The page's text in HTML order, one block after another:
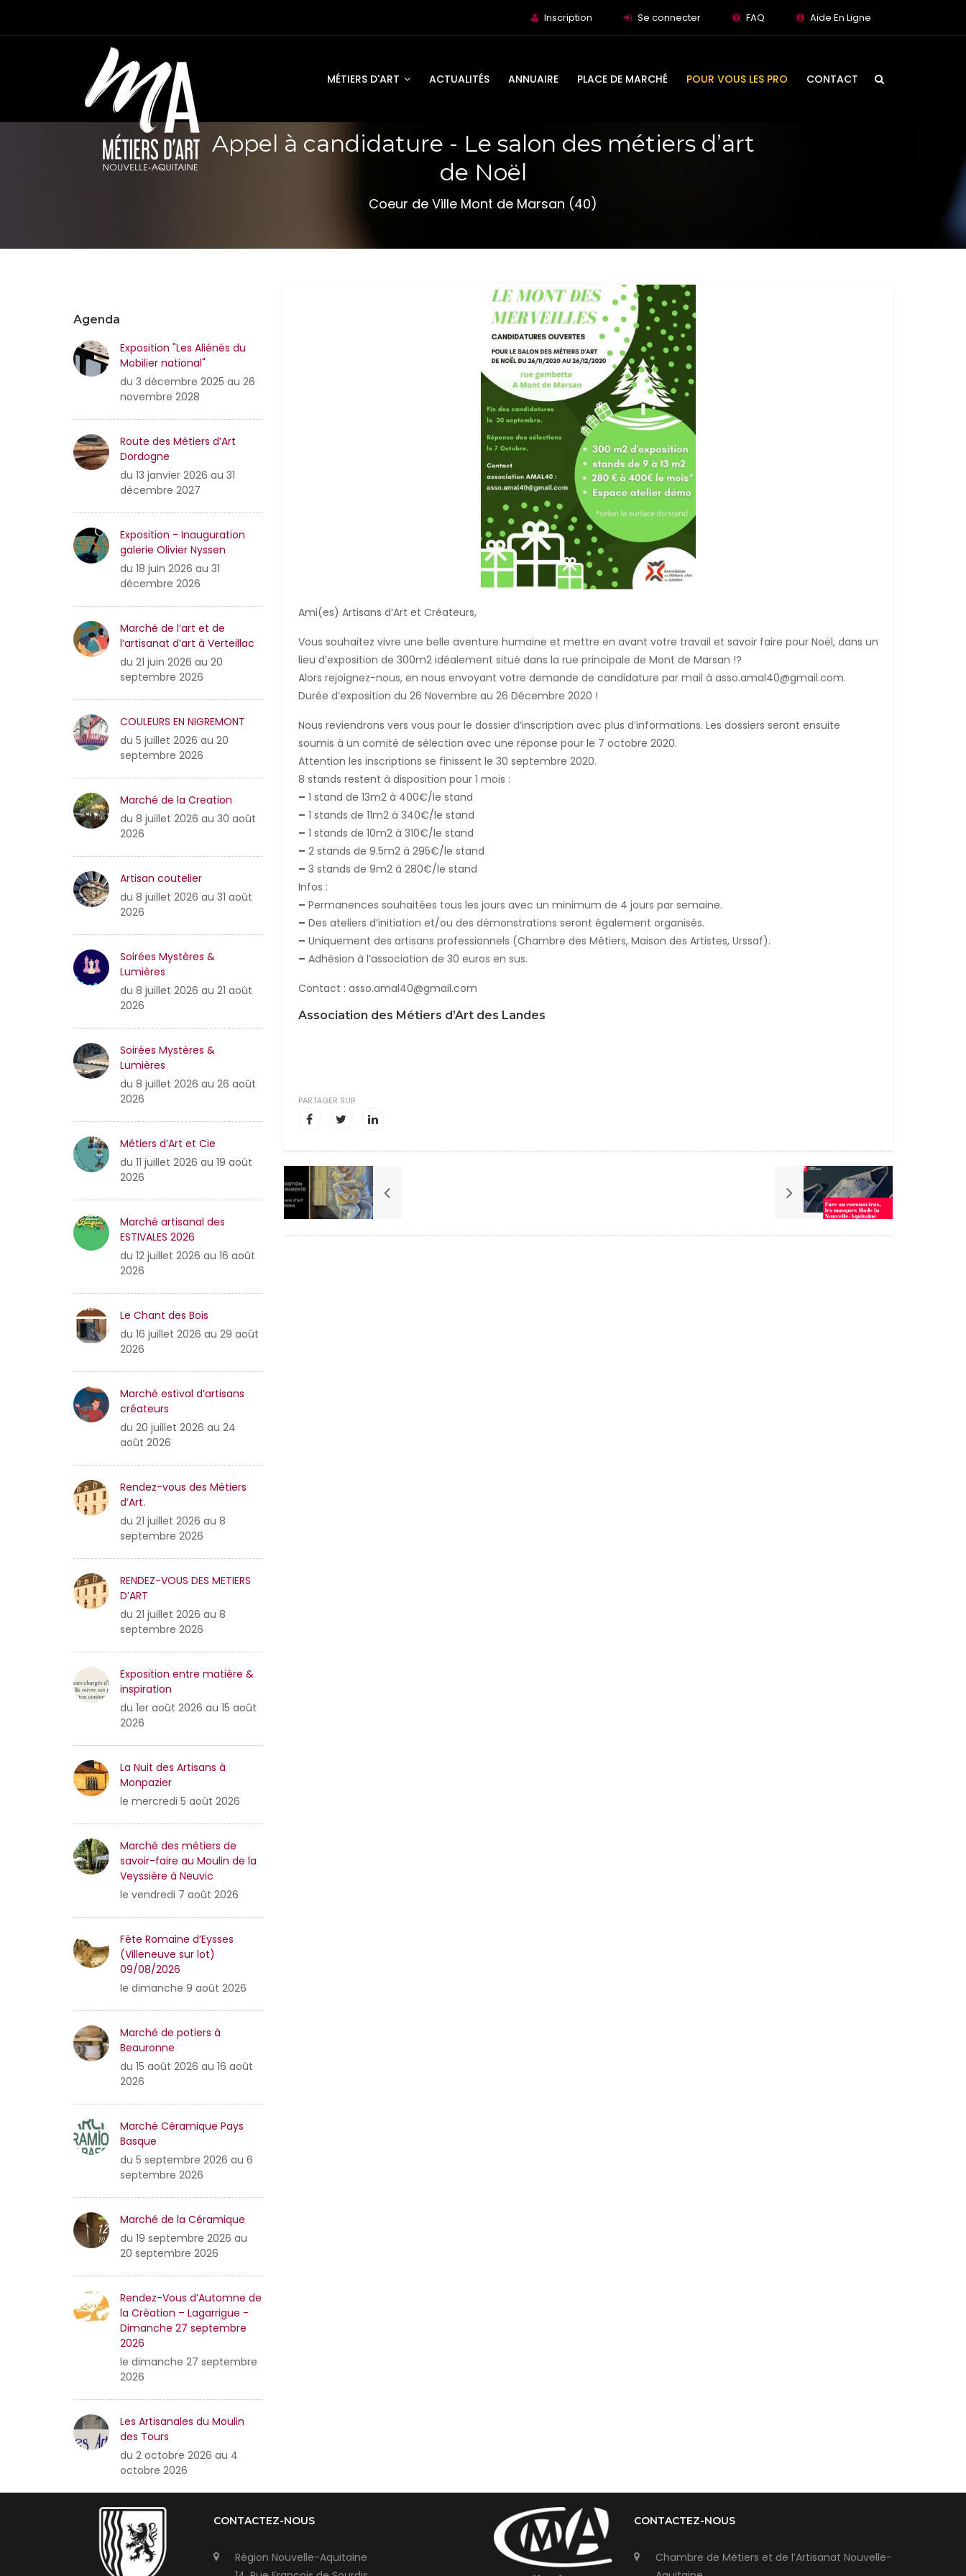
Inscription Se connecter FAQ Aide En Ligne
MÉTIERS D'ART ACTUALITÉS ANNUAIRE PLACE DE MARCHÉ POUR VOUS LES PRO CONTACT
Appel à candidature - Le salon des métiers d’art
de Noël
Coeur de Ville Mont de Marsan (40)
Agenda
Exposition "Les Aliénés du
Mobilier national"
du 3 décembre 2025 au 26
novembre 2028
Route des Métiers d’Art
Dordogne
du 13 janvier 2026 au 31
décembre 2027
Exposition - Inauguration
galerie Olivier Nyssen
du 18 juin 2026 au 31
décembre 2026
Marché de l’art et de
l’artisanat d’art à Verteillac
du 21 juin 2026 au 20
septembre 2026
COULEURS EN NIGREMONT
du 5 juillet 2026 au 20
septembre 2026
Marché de la Creation
du 8 juillet 2026 au 30 août
2026
Artisan coutelier
du 8 juillet 2026 au 31 août
2026
Soirées Mystères &
Lumières
du 8 juillet 2026 au 21 août
2026
Soirées Mystères &
Lumières
du 8 juillet 2026 au 26 août
2026
Métiers d’Art et Cie
du 11 juillet 2026 au 19 août
2026
Marché artisanal des
ESTIVALES 2026
du 12 juillet 2026 au 16 août
2026
Le Chant des Bois
du 16 juillet 2026 au 29 août
2026
Marché estival d’artisans
créateurs
du 20 juillet 2026 au 24
août 2026
Rendez-vous des Métiers
d’Art.
du 21 juillet 2026 au 8
septembre 2026
RENDEZ-VOUS DES METIERS
D’ART
du 21 juillet 2026 au 8
septembre 2026
Exposition entre matière &
inspiration
du 1er août 2026 au 15 août
2026
La Nuit des Artisans à
Monpazier
le mercredi 5 août 2026
Marché des métiers de
savoir-faire au Moulin de la
Veyssière à Neuvic
le vendredi 7 août 2026
Fête Romaine d’Eysses
(Villeneuve sur lot)
09/08/2026
le dimanche 9 août 2026
Marché de potiers à
Beauronne
du 15 août 2026 au 16 août
2026
Marché Céramique Pays
Basque
du 5 septembre 2026 au 6
septembre 2026
Marché de la Céramique
du 19 septembre 2026 au
20 septembre 2026
Rendez-Vous d’Automne de
la Création – Lagarrigue -
Dimanche 27 septembre
2026
le dimanche 27 septembre
2026
Les Artisanales du Moulin
des Tours
du 2 octobre 2026 au 4
octobre 2026
Ami(es) Artisans d’Art et Créateurs,
Vous souhaitez vivre une belle aventure humaine et mettre en avant votre travail et savoir faire pour Noël, dans un
lieu d’exposition de 300m2 idéalement situé dans la rue principale de Mont de Marsan !?
Alors rejoignez-nous, en nous envoyant votre demande de candidature par mail à asso.amal40@gmail.com.
Durée d’exposition du 26 Novembre au 26 Décembre 2020 !
Nous reviendrons vers vous pour le dossier d’inscription avec plus d’informations. Les dossiers seront ensuite
soumis à un comité de sélection avec une réponse pour le 7 octobre 2020.
Attention les inscriptions se finissent le 30 septembre 2020.
8 stands restent à disposition pour 1 mois :
– 1 stand de 13m2 à 400€/le stand
– 1 stands de 11m2 à 340€/le stand
– 1 stands de 10m2 à 310€/le stand
– 2 stands de 9.5m2 à 295€/le stand
– 3 stands de 9m2 à 280€/le stand
Infos :
– Permanences souhaitées tous les jours avec un minimum de 4 jours par semaine.
– Des ateliers d’initiation et/ou des démonstrations seront également organisés.
– Uniquement des artisans professionnels (Chambre des Métiers, Maison des Artistes, Urssaf).
– Adhésion à l’association de 30 euros en sus.
Contact : asso.amal40@gmail.com
Association des Métiers d’Art des Landes
PARTAGER SUR
CONTACTEZ-NOUS
Région Nouvelle-Aquitaine
CONTACTEZ-NOUS
Chambre de Métiers et de l’Artisanat Nouvelle-